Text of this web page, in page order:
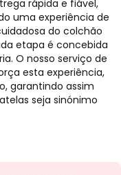
rápida e fiável,
uma experiência de
do colchão
etapa é concebida
O nosso serviço de
esta experiência,
garantindo assim
seja sinónimo